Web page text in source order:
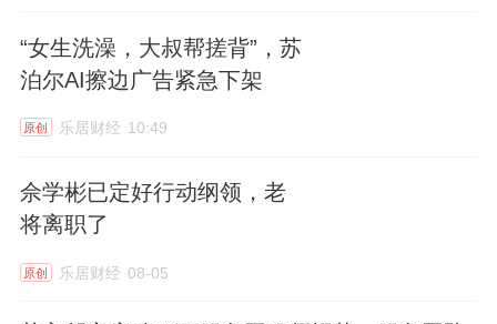
家居品牌的认知边界，更精准触达新一代消费
国际影响力，也将与顾家家居的全球化战略形
成协同，进一步提升OBM业务在海外市场的辨
识度与竞争力。
3、西铁照明销售额增22.8%，董事长葛文香定
“女生洗澡，大叔帮搓背”，苏
泊尔AI擦边广告紧急下架
原创 乐居财经 10:49
佘学彬已定好行动纲领，老
将离职了
原创 乐居财经 08-05